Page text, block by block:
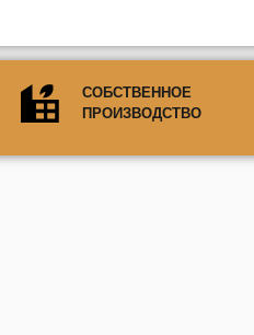
СОБСТВЕННОЕ
ПРОИЗВОДСТВО